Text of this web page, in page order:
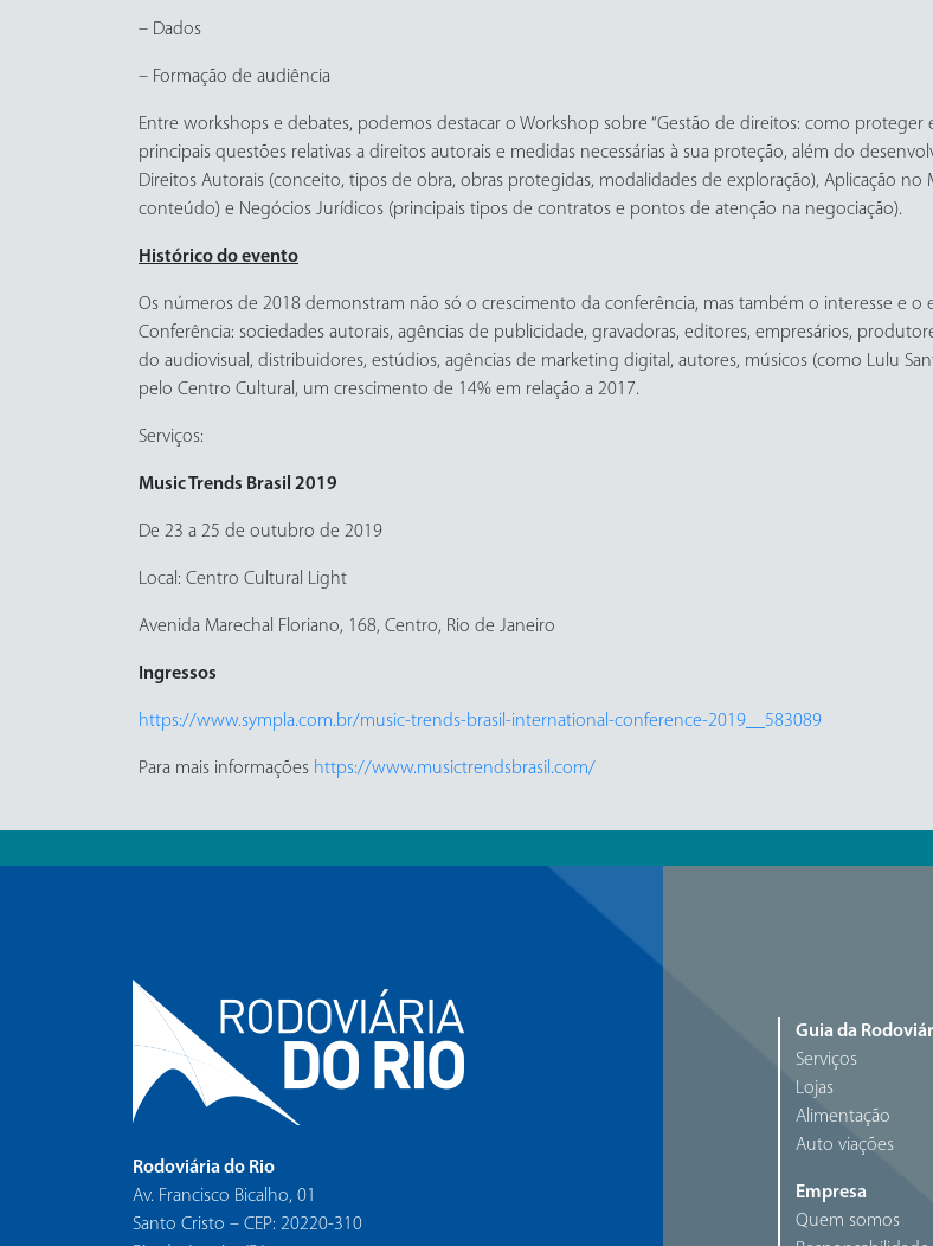
– Dados
– Formação de audiência
Entre workshops e debates, podemos destacar o Workshop sobre “Gestão de direitos: como proteger
principais questões relativas a direitos autorais e medidas necessárias à sua proteção, além do
Direitos Autorais (conceito, tipos de obra, obras protegidas, modalidades de exploração), Aplicação
conteúdo) e Negócios Jurídicos (principais tipos de contratos e pontos de atenção na negociação).
Histórico do evento
Os números de 2018 demonstram não só o crescimento da conferência, mas também o interesse e
Conferência: sociedades autorais, agências de publicidade, gravadoras, editores, empresários,
do audiovisual, distribuidores, estúdios, agências de marketing digital, autores, músicos (como Lulu
pelo Centro Cultural, um crescimento de 14% em relação a 2017.
Serviços:
Music Trends Brasil 2019
De 23 a 25 de outubro de 2019
Local: Centro Cultural Light
Avenida Marechal Floriano, 168, Centro, Rio de Janeiro
Ingressos
https://www.sympla.com.br/music-trends-brasil-international-conference-2019__583089
Para mais informações https://www.musictrendsbrasil.com/
Rodoviária do Rio
Av. Francisco Bicalho, 01
Santo Cristo – CEP: 20220-310
Guia da
Serviços
Lojas
Alimentação
Auto viações
Empresa
Quem somos